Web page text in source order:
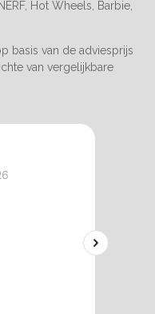
Hot Wheels, Barbie,
basis van de adviesprijs
van vergelijkbare